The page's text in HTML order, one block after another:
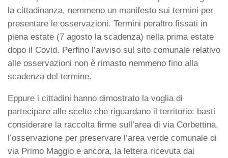
la cittadinanza, nemmeno un manifesto sui termini per
presentare le osservazioni. Termini peraltro fissati in
piena estate (7 agosto la scadenza) nella prima estate
dopo il Covid. Perfino l’avviso sul sito comunale relativo
alle osservazioni non è rimasto nemmeno fino alla
scadenza del termine.
Eppure i cittadini hanno dimostrato la voglia di
partecipare alle scelte che riguardano il territorio: basti
considerare la raccolta firme sull’area di via Corbettina,
l’osservazione per preservare l’area verde comunale di
via Primo Maggio e ancora, la lettera ricevuta dai